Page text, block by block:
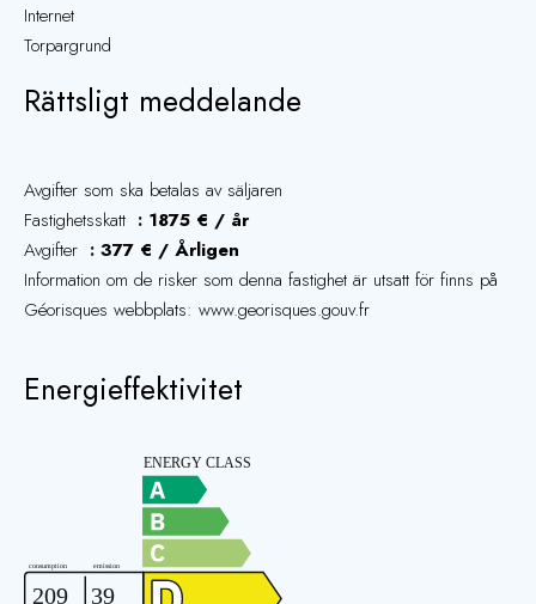
Internet
Torpargrund
Rättsligt meddelande
Avgifter som ska betalas av säljaren
Fastighetsskatt
1875 € / år
Avgifter
377 € / Årligen
Information om de risker som denna fastighet är utsatt för finns på
Géorisques webbplats: www.georisques.gouv.fr
Energieffektivitet